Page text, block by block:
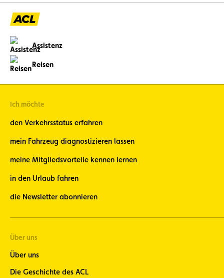
Assistenz
Reisen
Ich möchte
den Verkehrsstatus erfahren
mein Fahrzeug diagnostizieren lassen
meine Mitgliedsvorteile kennen lernen
in den Urlaub fahren
die Newsletter abonnieren
Über uns
Über uns
Die Geschichte des ACL